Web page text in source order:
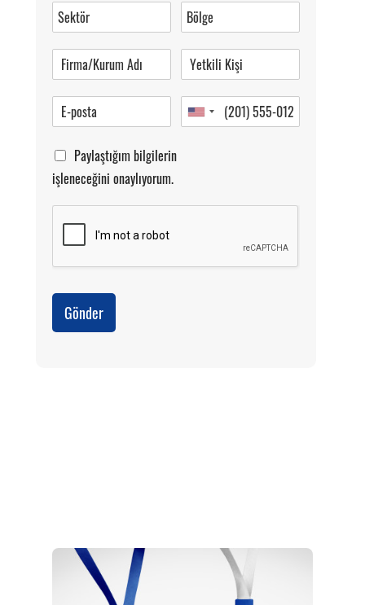
0 (216) 462 49 34
Pazartesi-Cumartesi 09.00-20.00
Paylaştığım bilgilerin
işleneceğini onaylıyorum.
Gönder